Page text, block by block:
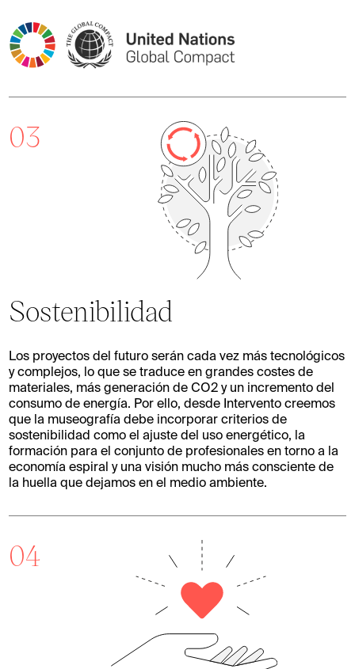
Sostenibilidad
Los proyectos del futuro serán cada vez más tecnológicos
y complejos, lo que se traduce en grandes costes de
materiales, más generación de CO2 y un incremento del
consumo de energía. Por ello, desde Intervento creemos
que la museografía debe incorporar criterios de
sostenibilidad como el ajuste del uso energético, la
formación para el conjunto de profesionales en torno a la
economía espiral y una visión mucho más consciente de
la huella que dejamos en el medio ambiente.
03
04